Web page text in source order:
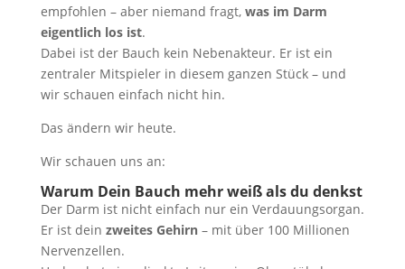
empfohlen – aber niemand fragt, was im Darm
eigentlich los ist.
Dabei ist der Bauch kein Nebenakteur. Er ist ein
zentraler Mitspieler in diesem ganzen Stück – und
wir schauen einfach nicht hin.
Das ändern wir heute.
Wir schauen uns an:
Warum Dein Bauch mehr weiß als du denkst
Der Darm ist nicht einfach nur ein Verdauungsorgan.
Er ist dein zweites Gehirn– mit über 100 Millionen
Nervenzellen.